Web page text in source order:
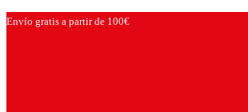
Envío gratis a partir de 100€